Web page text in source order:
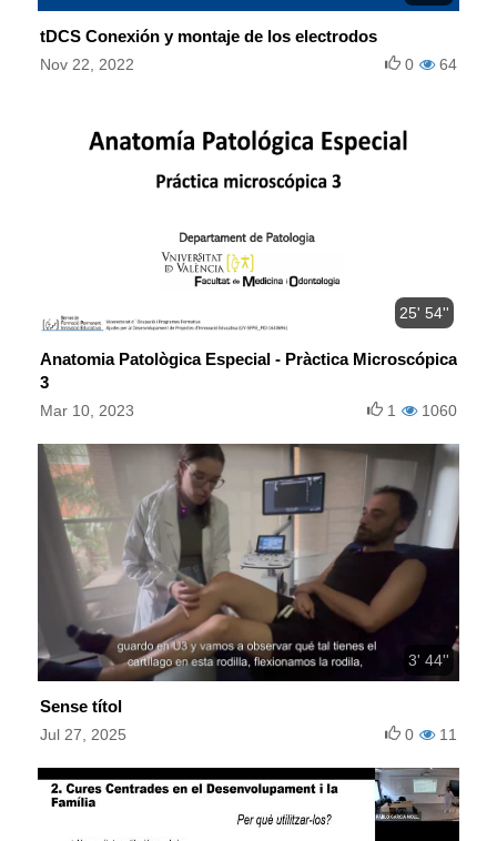
tDCS Conexión y montaje de los electrodos
Nov 22, 2022 64
0
25' 54''
Anatomia Patològica Especial - Pràctica Microscópica
3
Mar 10, 2023 1060
1
3' 44''
Sense títol
Jul 27, 2025 11
0